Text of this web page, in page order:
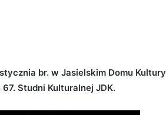
br. w Jasielskim Domu Kultury
Studni Kulturalnej JDK.